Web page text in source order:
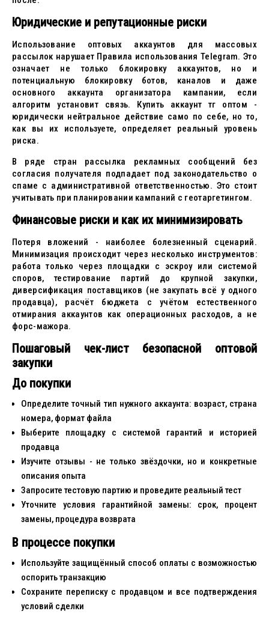
Юридические и репутационные риски
Использование оптовых аккаунтов для массовых
рассылок нарушает Правила использования Telegram. Это
означает не только блокировку аккаунтов, но и
потенциальную блокировку ботов, каналов и даже
основного аккаунта организатора кампании, если
алгоритм установит связь. Купить аккаунт тг оптом -
юридически нейтральное действие само по себе, но то,
как вы их используете, определяет реальный уровень
риска.
В ряде стран рассылка рекламных сообщений без
согласия получателя подпадает под законодательство о
спаме с административной ответственностью. Это стоит
учитывать при планировании кампаний с геотаргетингом.
Финансовые риски и как их минимизировать
Потеря вложений - наиболее болезненный сценарий.
Минимизация происходит через несколько инструментов:
работа только через площадки с эскроу или системой
споров, тестирование партий до крупной закупки,
диверсификация поставщиков (не закупать всё у одного
продавца), расчёт бюджета с учётом естественного
отмирания аккаунтов как операционных расходов, а не
форс-мажора.
Пошаговый чек-лист безопасной оптовой
закупки
До покупки
Определите точный тип нужного аккаунта: возраст, страна
номера, формат файла
Выберите площадку с системой гарантий и историей
продавца
Изучите отзывы - не только звёздочки, но и конкретные
описания опыта
Запросите тестовую партию и проведите реальный тест
Уточните условия гарантийной замены: срок, процент
замены, процедура возврата
В процессе покупки
Используйте защищённый способ оплаты с возможностью
оспорить транзакцию
Сохраните переписку с продавцом и все подтверждения
условий сделки